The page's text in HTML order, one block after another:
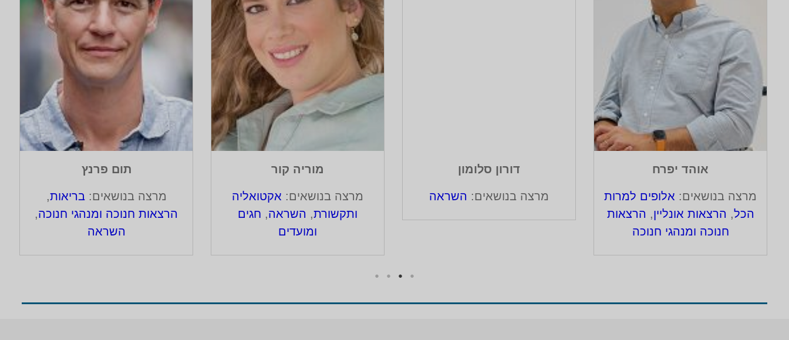
תום פרנץ
מרצה בנושאים:בריאות,
הרצאות חנוכה ומנהגי חנוכה,
השראה
מוריה קור
מרצה בנושאים: אקטואליה
ותקשורת, השראה, חגים
ומועדים
דורון סלומון
מרצה בנושאים: השראה
אוהד יפרח
מרצה בנושאים: אלופים למרות
הכל, הרצאות אונליין, הרצאות
חנוכה ומנהגי חנוכה